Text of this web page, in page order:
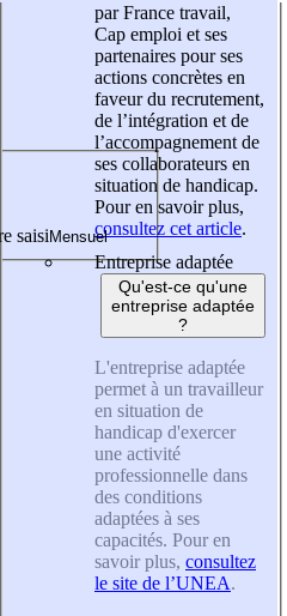
saisi
par France travail,
Cap emploi et ses
partenaires pour ses
actions concrètes en
faveur du recrutement,
de l’intégration et de
l’accompagnement de
ses collaborateurs en
situation de handicap.
Pour en savoir plus,
consultez cet article.
Entreprise adaptée
Qu'est-ce qu'une
entreprise adaptée
?
L'entreprise adaptée
permet à un travailleur
en situation de
handicap d'exercer
une activité
professionnelle dans
des conditions
adaptées à ses
capacités. Pour en
savoir plus, consultez
le site de l’UNEA.